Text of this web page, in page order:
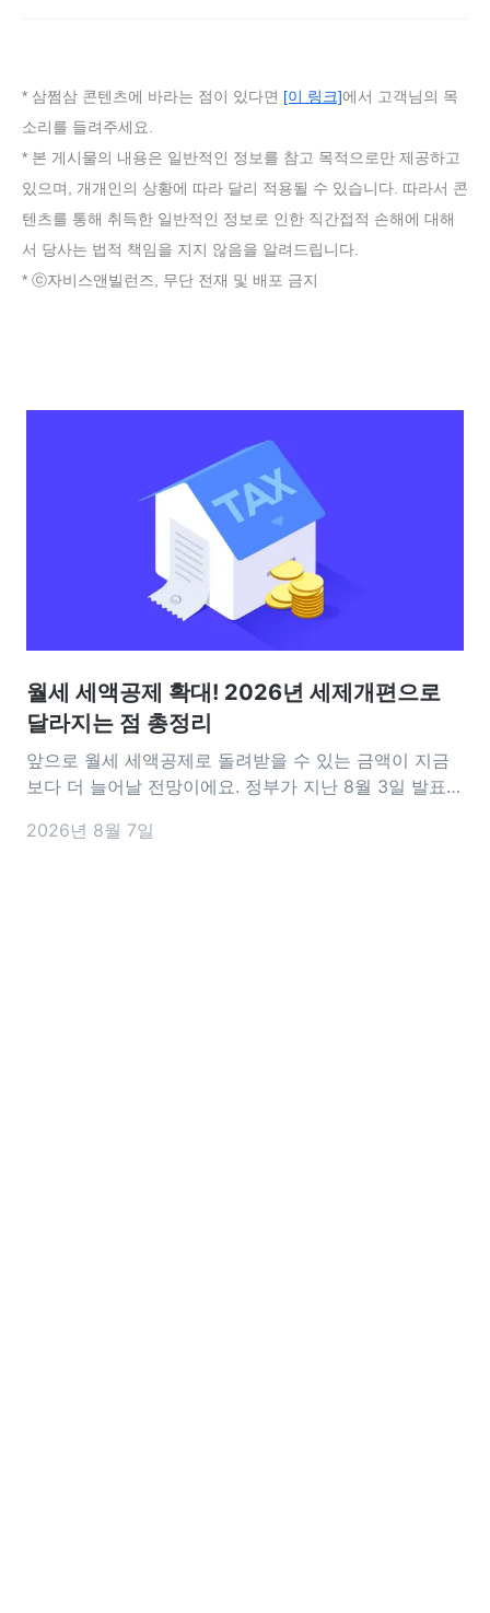
* 삼쩜삼 콘텐츠에 바라는 점이 있다면 [이 링크] 에서 고객님의 목
소리를 들려주세요.
* 본 게시물의 내용은 일반적인 정보를 참고 목적으로만 제공하고
있으며, 개개인의 상황에 따라 달리 적용될 수 있습니다. 따라서 콘
텐츠를 통해 취득한 일반적인 정보로 인한 직간접적 손해에 대해
서 당사는 법적 책임을 지지 않음을 알려드립니다.
* ⓒ자비스앤빌런즈, 무단 전재 및 배포 금지
월세 세액공제 확대! 2026년 세제개편으로
달라지는 점 총정리
앞으로 월세 세액공제로 돌려받을 수 있는 금액이 지금
보다 더 늘어날 전망이에요. 정부가 지난 8월 3일 발표한
용이 담겼어요. 공제 대상이 되는 월세 한도는 기존 연
2026년 8월 7일